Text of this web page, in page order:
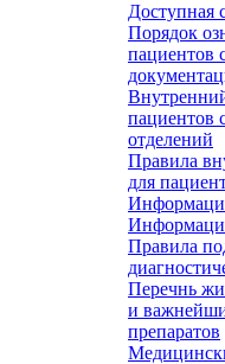
Доступная
Порядок
пациентов
пациентов
отделений
Правила
для
Правила
Перечнь
и
препаратов